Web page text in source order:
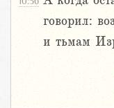
говорил:
и тьмам